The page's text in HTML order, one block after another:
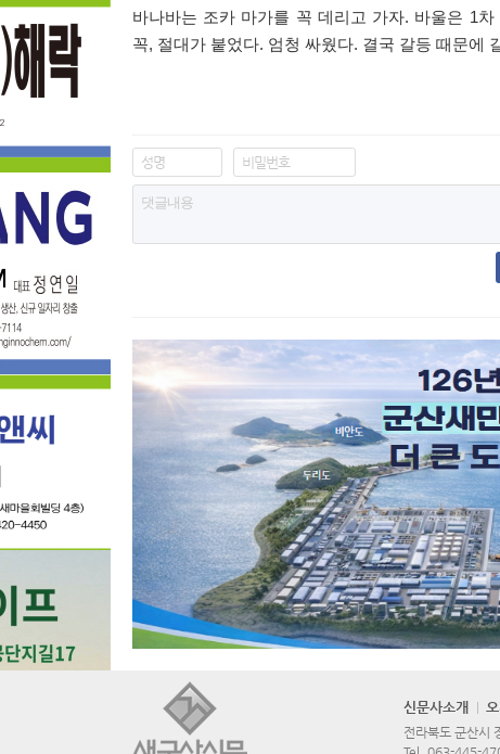
바나바는 조카 마가를 꼭 데리고 가자. 바울은 1차
꼭, 절대가 붙었다. 엄청 싸웠다. 결국 갈등 때문에
신문사소개
전라북도 군산시